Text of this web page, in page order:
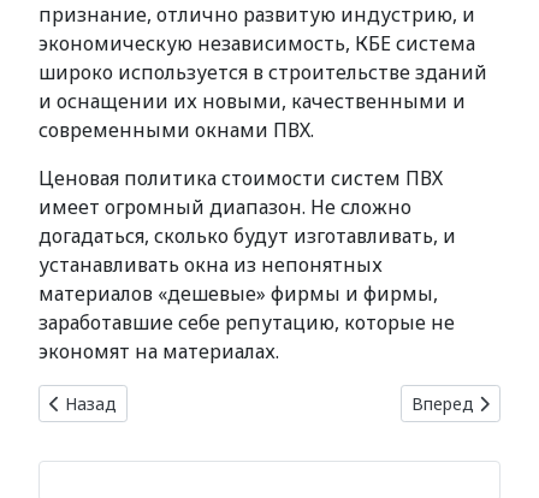
признание, отлично развитую индустрию, и
экономическую независимость, КБЕ система
широко используется в строительстве зданий
и оснащении их новыми, качественными и
современными окнами ПВХ.
Ценовая политика стоимости систем ПВХ
имеет огромный диапазон. Не сложно
догадаться, сколько будут изготавливать, и
устанавливать окна из непонятных
материалов «дешевые» фирмы и фирмы,
заработавшие себе репутацию, которые не
экономят на материалах.
Предыдущий: Замена окон в исторических зданиях
Назад Следующий:
Вперед